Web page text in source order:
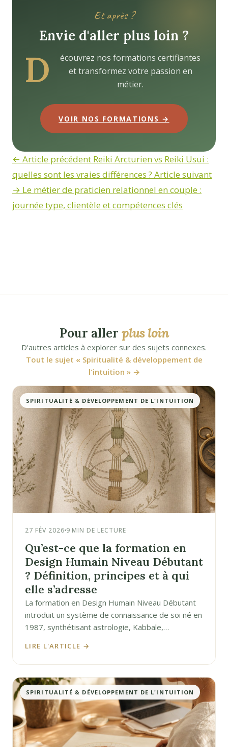
Et après ?
Envie d'aller plus loin ?
D
écouvrez nos formations certifiantes
et transformez votre passion en
métier.
VOIR NOS FORMATIONS →
← Article précédent Reiki Arcturien vs Reiki Usui :
quelles sont les vraies différences ? Article suivant
→ Le métier de praticien relationnel en couple :
journée type, clientèle et compétences clés
Pour allerplus loin
D'autres articles à explorer sur des sujets connexes.
Tout le sujet « Spiritualité & développement de
l'intuition » →
SPIRITUALITÉ & DÉVELOPPEMENT DE L'INTUITION
27 FÉV 2026 9 MIN DE LECTURE
Qu’est-ce que la formation en
Design Humain Niveau Débutant
? Définition, principes et à qui
elle s’adresse
La formation en Design Humain Niveau Débutant
introduit un système de connaissance de soi né en
1987, synthétisant astrologie, Kabbale,…
LIRE L'ARTICLE →
SPIRITUALITÉ & DÉVELOPPEMENT DE L'INTUITION